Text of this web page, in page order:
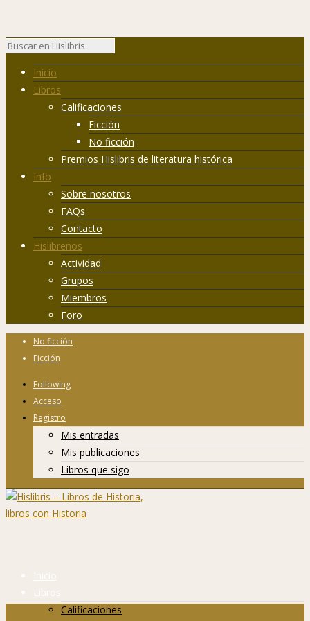
Inicio
Libros
Calificaciones
Ficción
No ficción
Premios Hislibris de literatura histórica
Info
Sobre nosotros
FAQs
Contacto
Hislibreños
Actividad
Grupos
Miembros
Foro
No ficción
Ficción
Following
Acceso
Registro
Mis entradas
Mis publicaciones
Libros que sigo
Inicio
Libros
Calificaciones